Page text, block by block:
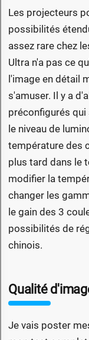
Les projecteurs
possibilités
assez rare chez
Ultra n'a pas ce
l'image en détail
s'amuser. Il y a
préconfigurés qui
le niveau de
température des
plus tard dans le
modifier la
changer les
le gain des 3
possibilités de
chinois.
Qualité
Je vais poster